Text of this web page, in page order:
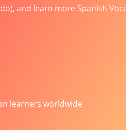
and learn more Spanish
learners worldwide